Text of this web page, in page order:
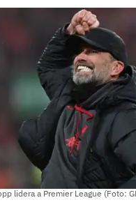
lidera a Premier League (Foto: